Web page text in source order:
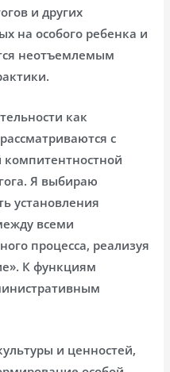
и других
на особого ребенка и
неотъемлемым
как
с
Я выбираю
установления
всеми
процесса, реализуя
К функциям
и ценностей,